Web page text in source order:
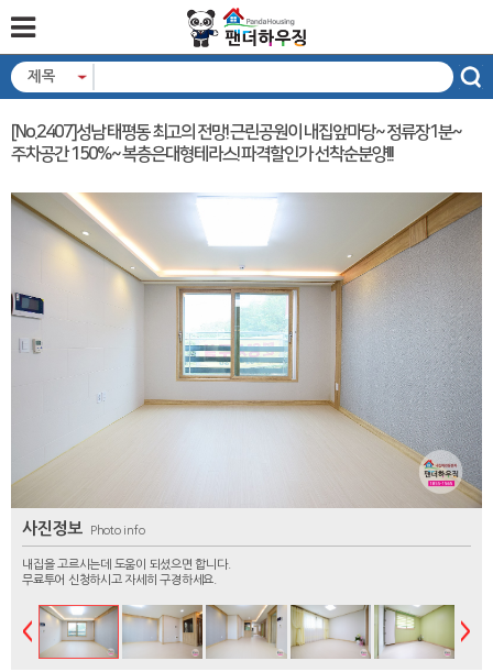
제목
[No.2407]성남 태평동 최고의 전망! 근린공원이 내집앞마당~ 정류장1분~
주차공간 150%~ 복층은대형테라스! 파격할인가 선착순분양!!!
사진정보 Photo info
내집을 고르시는데 도움이 되셨으면 합니다.
무료투어 신청하시고 자세히 구경하세요.